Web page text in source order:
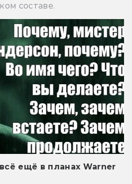
составе.
ещё в планах Warner